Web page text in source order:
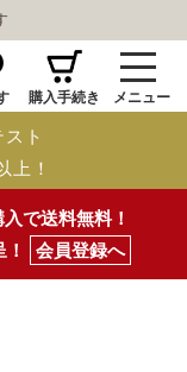
購入手続き メニュー
ト
上！
で送料無料！
会員登録へ